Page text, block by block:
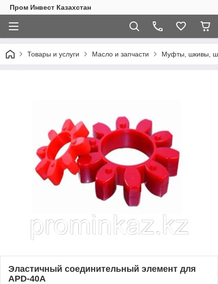
Пром Инвест Казахстан
Товары и услуги Масло и запчасти Муфты, шкивы,
Эластичный соединительный элемент для
APD-40A